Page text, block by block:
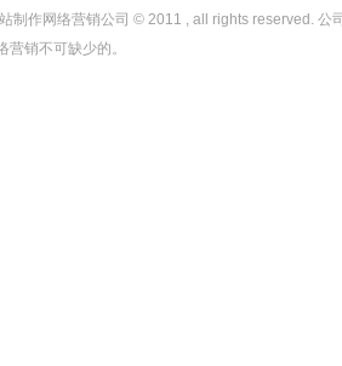
制作网络营销公司 © 2011 , all rights reserved.
营销不可缺少的。